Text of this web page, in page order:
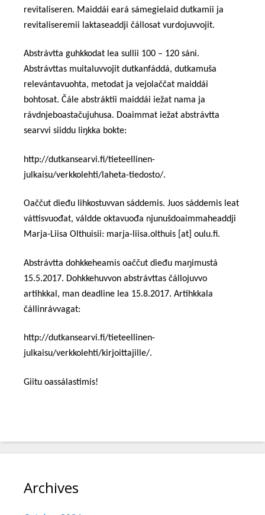
revitaliseren. Maiddái eará sámegielaid dutkamii ja
revitaliseremii laktaseaddji čállosat vurdojuvvojit.
Abstrávtta guhkkodat lea sullii 100 – 120 sáni.
Abstrávttas muitaluvvojit dutkanfáddá, dutkamuša
relevántavuohta, metodat ja vejolaččat maiddái
bohtosat. Čále abstráktii maiddái iežat nama ja
rávdnjeboastačujuhusa. Doaimmat iežat abstrávtta
searvvi siiddu liŋkka bokte:
http://dutkansearvi.fi/tieteellinen-
julkaisu/verkkolehti/laheta-tiedosto/.
Oaččut dieđu lihkostuvvan sáddemis. Juos sáddemis leat
váttisvuođat, váldde oktavuođa njunušdoaimmaheaddji
Marja-Liisa Olthuisii: marja-liisa.olthuis [at] oulu.fi.
Abstrávtta dohkkeheamis oaččut dieđu maŋimustá
15.5.2017. Dohkkehuvvon abstrávttas čállojuvvo
artihkkal, man deadline lea 15.8.2017. Artihkkala
čállinrávvagat:
http://dutkansearvi.fi/tieteellinen-
julkaisu/verkkolehti/kirjoittajille/.
Giitu oassálastimis!
Archives